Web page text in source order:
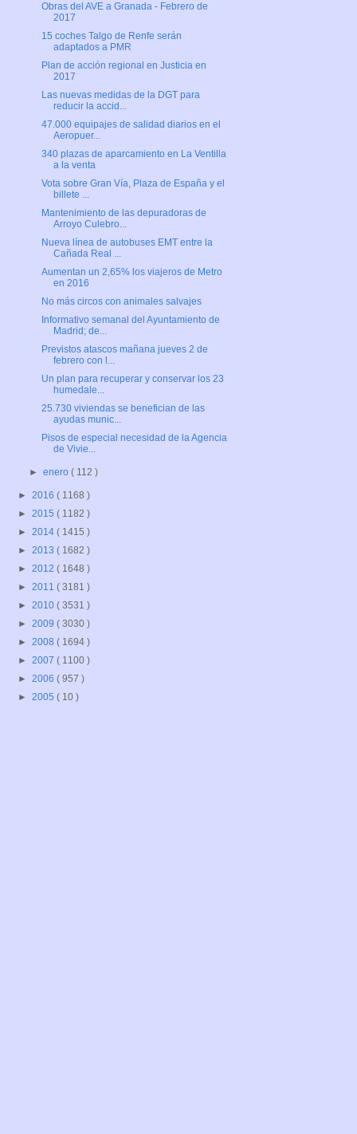
Obras del AVE a Granada - Febrero de
2017
15 coches Talgo de Renfe serán
adaptados a PMR
Plan de acción regional en Justicia en
2017
Las nuevas medidas de la DGT para
reducir la accid...
47.000 equipajes de salidad diarios en el
Aeropuer...
340 plazas de aparcamiento en La Ventilla
a la venta
Vota sobre Gran Vía, Plaza de España y el
billete ...
Mantenimiento de las depuradoras de
Arroyo Culebro...
Nueva línea de autobuses EMT entre la
Cañada Real ...
Aumentan un 2,65% los viajeros de Metro
en 2016
No más circos con animales salvajes
Informativo semanal del Ayuntamiento de
Madrid; de...
Previstos atascos mañana jueves 2 de
febrero con l...
Un plan para recuperar y conservar los 23
humedale...
25.730 viviendas se benefician de las
ayudas munic...
Pisos de especial necesidad de la Agencia
de Vivie...
►enero( 112 )
► 2016 ( 1168 )
► 2015 ( 1182 )
► 2014 ( 1415 )
► 2013 ( 1682 )
► 2012 ( 1648 )
► 2011 ( 3181 )
► 2010 ( 3531 )
► 2009 ( 3030 )
► 2008 ( 1694 )
► 2007 ( 1100 )
► 2006 ( 957 )
► 2005 ( 10 )